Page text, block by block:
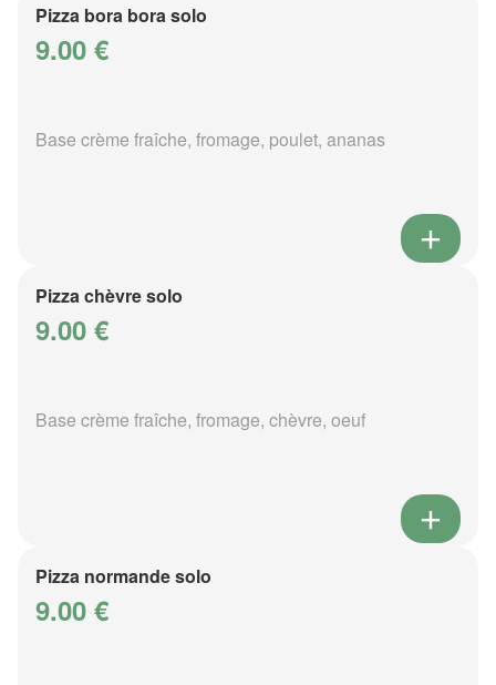
Pizza bora bora solo
9.00 €
Base crème fraîche, fromage, poulet, ananas
Pizza chèvre solo
9.00 €
Base crème fraîche, fromage, chèvre, oeuf
Pizza normande solo
9.00 €